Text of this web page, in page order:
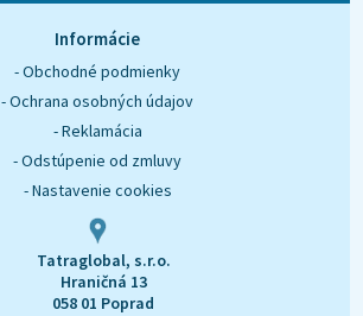
Informácie
- Obchodné podmienky
- Ochrana osobných údajov
- Reklamácia
- Odstúpenie od zmluvy
- Nastavenie cookies
Tatraglobal, s.r.o.
Hraničná 13
058 01 Poprad